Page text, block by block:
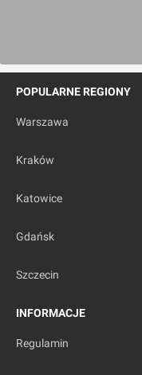
POPULARNE REGIONY
Warszawa
Kraków
Katowice
Gdańsk
Szczecin
INFORMACJE
Regulamin